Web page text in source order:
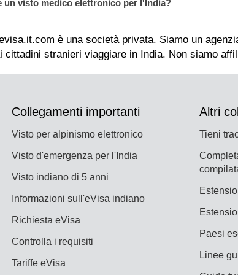
sufficienti durante il loro soggiorno
del tempo e controllare l’elenco dei paesi
sites/default/files/
assistente medico elettronico devono
un visto medico elettronico per l'India?
tra la richiesta e il volo programmato per
Collegamenti importanti
Visto per alpinismo elettronico
Visto d'emergenza per l'India
Visto indiano di 5 anni
Informazioni sull'eVisa indiano
Richiesta eVisa
Controlla i requisiti
Tariffe eVisa
Altri
Tieni
Paesi
Linee